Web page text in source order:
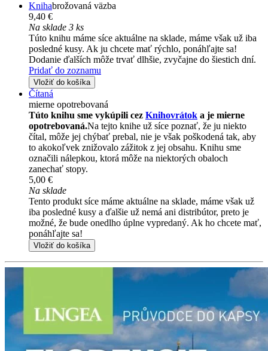
Knihabrožovaná väzba
9,40 €
Na sklade 3 ks
Túto knihu máme síce aktuálne na sklade, máme však už iba
posledné kusy. Ak ju chcete mať rýchlo, ponáhľajte sa!
Dodanie ďalších môže trvať dlhšie, zvyčajne do šiestich dní.
Pridať do zoznamu
Vložiť do košíka
Čítaná
mierne opotrebovaná
Túto knihu sme vykúpili cez Knihovrátok a je mierne
opotrebovaná.Na tejto knihe už síce poznať, že ju niekto
čítal, môže jej chýbať prebal, nie je však poškodená tak, aby
to akokoľvek znižovalo zážitok z jej obsahu. Knihu sme
označili nálepkou, ktorá môže na niektorých obaloch
zanechať stopy.
5,00 €
Na sklade
Tento produkt síce máme aktuálne na sklade, máme však už
iba posledné kusy a ďalšie už nemá ani distribútor, preto je
možné, že bude onedlho úplne vypredaný. Ak ho chcete mať,
ponáhľajte sa!
Vložiť do košíka